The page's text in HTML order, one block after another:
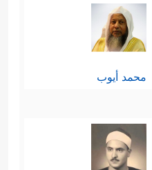
محمد أيوب